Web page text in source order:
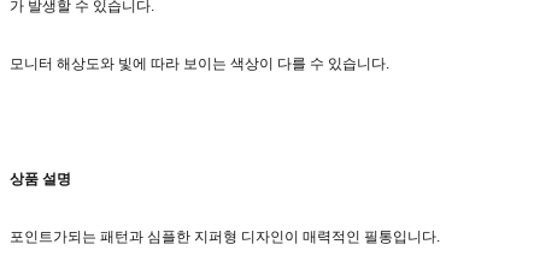
가 발생할 수 있습니다.
모니터 해상도와 빛에 따라 보이는 색상이 다를 수 있습니다.
상품 설명
포인트가되는 패턴과 심플한 지퍼형 디자인이 매력적인 필통입니다.